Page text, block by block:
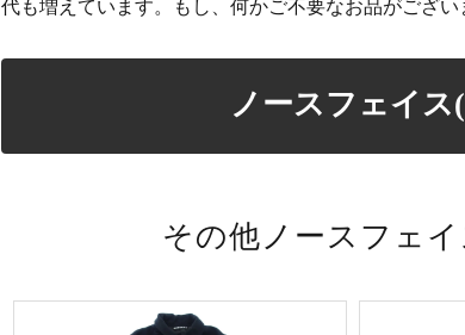
代も増えています。もし、何かご不要なお品がござ
ノースフェイス
その他ノースフェイ